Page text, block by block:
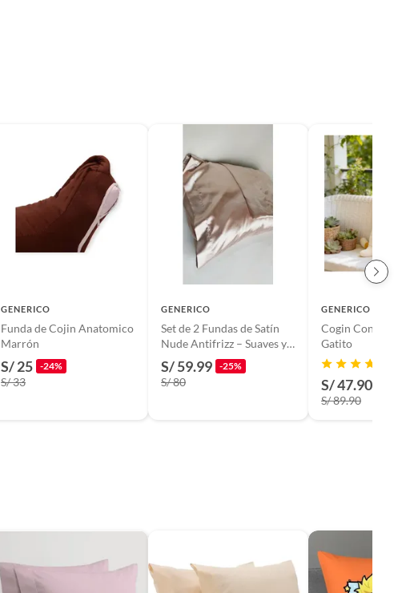
GENERICO
Funda de Cojin Anatomico
Marrón
S/ 25 -24%
S/ 33
GENERICO
Set de 2 Fundas de Satín
Nude Antifrizz – Suaves y
Elegantes
S/ 59.99 -25%
S/ 80
GENERICO
Cogin Con
Gatito
S/ 47.90
S/ 89.90